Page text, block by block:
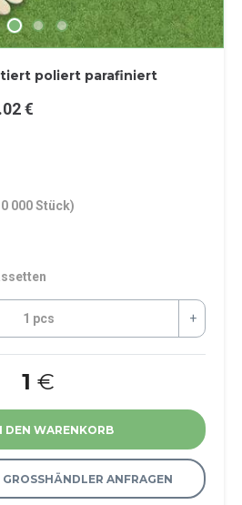
poliert parafiniert
€
000 Stück)
1 pcs +
1 €
DEN WARENKORB
ANFRAGEN